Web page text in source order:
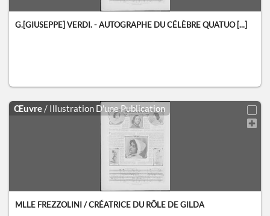
G.[GIUSEPPE] VERDI. - AUTOGRAPHE DU CÉLÈBRE QUATUO [...]
Œuvre / Illustration D'une Publication
MLLE FREZZOLINI / CRÉATRICE DU RÔLE DE GILDA